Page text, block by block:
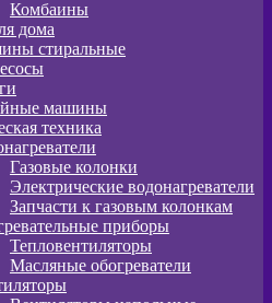
Комбаины
дома
стиральные
машины
техника
Газовые колонки
Электрические водонагреватели
Запчасти к газовым колонкам
приборы
Тепловентиляторы
Масляные обогреватели